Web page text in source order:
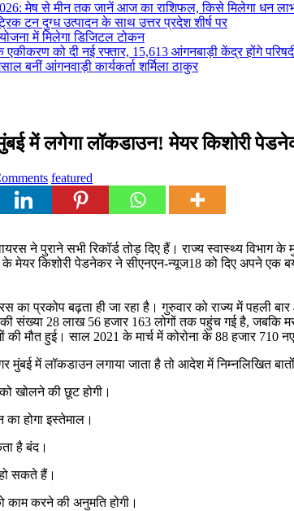
मेष से मीन तक जानें आज का राशिफल, किसे मिलेगा धन
टन दुग्ध उत्पादन के साथ उत्तर प्रदेश शीर्ष पर
में मिलेगा डिजिटल टोकन
एकीकरण को दी नई रफ्तार, 15,613 आंगनबाड़ी केंद्र होंगे
बनीं आंगनवाड़ी कार्यकर्ता शर्मिला ठाकुर
में लगेगा लॉकडाउन! मेयर किशोरी
featured
वायरस ने पुराने सभी रिकॉर्ड तोड़ दिए हैं। राज्य स्वास्थ्य
के मेयर किशोरी पेडनेकर ने सीएनएन-न्यूज18 को दिए अपने
का प्रकोप बढ़ता ही जा रहा है। गुरुवार को राज्य में
संख्या 28 लाख 56 हजार 163 लोगों तक पहुंच गई है, जबकि
की मौत हुई। साल 2021 के मार्च में कोरोना के 88 हजार
मुंबई में लॉकडाउन लगाया जाता है तो आदेश में निम्नलिखित
खोलने की छूट होगी।
होगा इस्तेमाल।
है बंद।
सकते हैं।
काम करने की अनुमति होगी।